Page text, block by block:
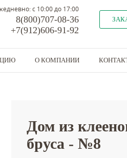
с 10:00 до 17:00
8(800)707-08-36
+7(912)606-91-92
О КОМПАНИИ
Предыдущий объект
Дом из
бруса - №8